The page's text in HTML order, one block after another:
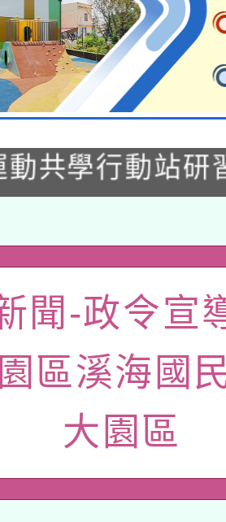
學年度第2次
結果公告(無人
動共學行動站研
理115年度閱讀
推動專業研習
素養講師名單
內容與教學軟體
陸委員會函釋公
赴陸應申請許可
濟部水利署委託
研究院辦理「
8月22日(星期六
孔廟祈福系列
桃園地景藝術
聞-政令宣
區溪海國
大園區